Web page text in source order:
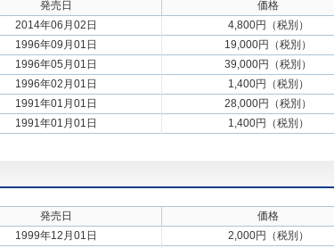
発売日
価格
2014年06月02日
4,800円（税別）
1996年09月01日
19,000円（税別）
1996年05月01日
39,000円（税別）
1996年02月01日
1,400円（税別）
1991年01月01日
28,000円（税別）
1991年01月01日 1,400円（税別）
発売日
価格
1999年12月01日
2,000円（税別）